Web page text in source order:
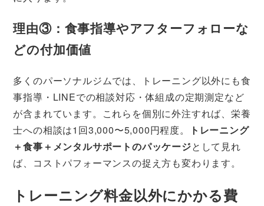
理由③：食事指導やアフターフォローな
どの付加価値
多くのパーソナルジムでは、トレーニング以外にも食
事指導・LINEでの相談対応・体組成の定期測定など
が含まれています。これらを個別に外注すれば、栄養
士への相談は1回3,000〜5,000円程度。
トレーニング
＋食事＋メンタルサポートのパッケージとして見れ
ば、コストパフォーマンスの捉え方も変わります。
トレーニング料金以外にかかる費